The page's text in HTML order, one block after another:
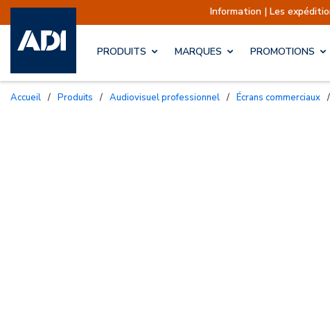
Information | Les expéditions sont
PRODUITS MARQUES PROMOTIONS
Accueil / Produits / Audiovisuel professionnel / Écrans commerciaux /